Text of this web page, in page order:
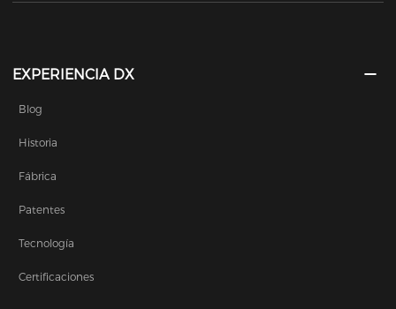
EXPERIENCIA DX
Blog
Historia
Fábrica
Patentes
Tecnología
Certificaciones